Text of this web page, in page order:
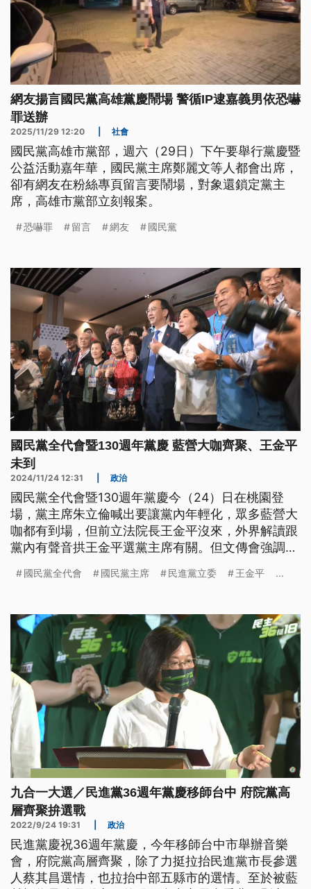
網友揚言國民黨高雄黨慶鬧場 警循IP逮嘉義男依恐嚇
罪送辦
2025/11/29 12:20 社會
國民黨高雄市黨部，週六（29日）下午要舉行黨慶暨
公益活動嘉年華，國民黨主席鄭麗文等人都會出席，
卻有網友在粉絲專頁留言要鬧場，對象還鎖定黨主
席，高雄市黨部立刻報案。
恐嚇罪 留言 網友 國民黨
國民黨全代會暨130週年黨慶 藍營大咖齊聚、王金平
未到
2024/11/24 12:31 政治
國民黨全代會暨130週年黨慶今（24）日在桃園登
場，黨主席朱立倫喊出要讓黨內年輕化，眾多藍營大
咖都有到場，但前立法院長王金平沒來，外界解讀跟
黨內有聲音拱王金平選黨主席有關。但文傳會強調都
論人口數都要設3位副市長，被質疑是要幫李四川參
量，不要因人設事。
國民黨全代會 國民黨主席 民進黨立委 王金平 ...
九合一大選／民進黨36週年黨慶移師台中 府院黨高
層齊聚拚選戰
2022/9/24 19:31 政治
民進黨慶祝36週年黨慶，今年移師台中市舉辦音樂
會，府院黨高層齊聚，除了力挺拉抬民進黨市長參選
人蔡其昌選情，也拉抬中部五縣市的選情。至於被藍